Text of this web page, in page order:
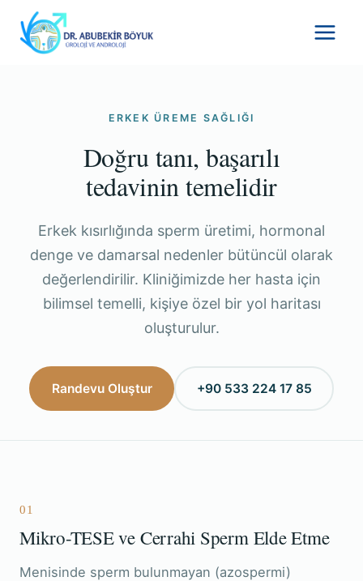
content
ERKEK ÜREME SAĞLIĞI
Doğru tanı, başarılı
tedavinin temelidir
Erkek kısırlığında sperm üretimi, hormonal
denge ve damarsal nedenler bütüncül olarak
değerlendirilir. Kliniğimizde her hasta için
bilimsel temelli, kişiye özel bir yol haritası
oluşturulur.
Randevu Oluştur +90 533 224 17 85
01
Mikro-TESE ve Cerrahi Sperm Elde Etme
Menisinde sperm bulunmayan (azospermi)